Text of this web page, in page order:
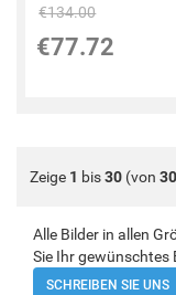
€134.00
€77.72
Zeige 1 bis30 (von 30
Alle Bilder in allen
Sie Ihr gewünschtes
SCHREIBEN SIE UNS